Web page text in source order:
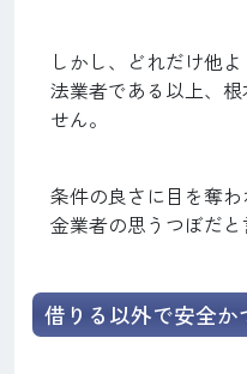
しかし、どれだけ他
法業者である以上、
せん。
条件の良さに目を奪
金業者の思うつぼだと
借りる以外で安全か